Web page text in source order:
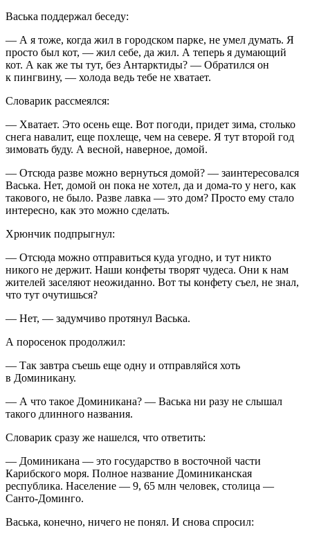
Васька поддержал беседу:
— А я тоже, когда жил в городском парке, не умел думать. Я
просто был кот, — жил себе, да жил. А теперь я думающий
кот. А как же ты тут, без Антарктиды? — Обратился он
к пингвину, — холода ведь тебе не хватает.
Словарик рассмеялся:
— Хватает. Это осень еще. Вот погоди, придет зима, столько
снега навалит, еще похлеще, чем на севере. Я тут второй год
зимовать буду. А весной, наверное, домой.
— Отсюда разве можно вернуться домой? — заинтересовался
Васька. Нет, домой он пока не хотел, да и дома-то у него, как
такового, не было. Разве лавка — это дом? Просто ему стало
интересно, как это можно сделать.
Хрюнчик подпрыгнул:
— Отсюда можно отправиться куда угодно, и тут никто
никого не держит. Наши конфеты творят чудеса. Они к нам
жителей заселяют неожиданно. Вот ты конфету съел, не знал,
что тут очутишься?
— Нет, — задумчиво протянул Васька.
А поросенок продолжил:
— Так завтра съешь еще одну и отправляйся хоть
в Доминикану.
— А что такое Доминикана? — Васька ни разу не слышал
такого длинного названия.
Словарик сразу же нашелся, что ответить:
— Доминикана — это государство в восточной части
Карибского моря. Полное название Доминиканская
республика. Население — 9, 65 млн человек, столица —
Санто-Доминго.
Васька, конечно, ничего не понял. И снова спросил: